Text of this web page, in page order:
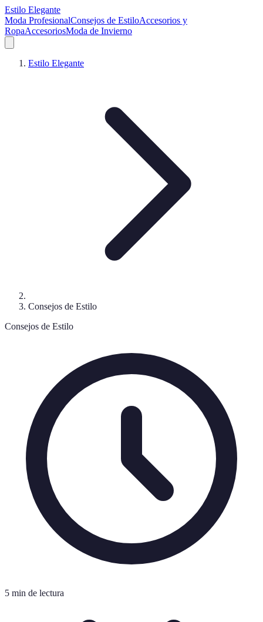
Estilo Elegante
Moda ProfesionalConsejos de EstiloAccesorios y
RopaAccesoriosModa de Invierno
Estilo Elegante
Consejos de Estilo
Consejos de Estilo
5 min de lectura